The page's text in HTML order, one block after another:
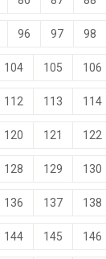
96 97 98
104 105 106
112 113 114
120 121 122
128 129 130
136 137 138
144 145 146